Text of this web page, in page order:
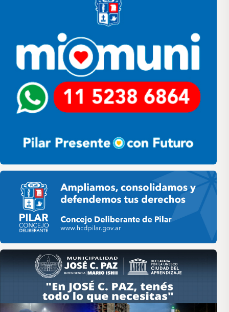
Pilar HCD